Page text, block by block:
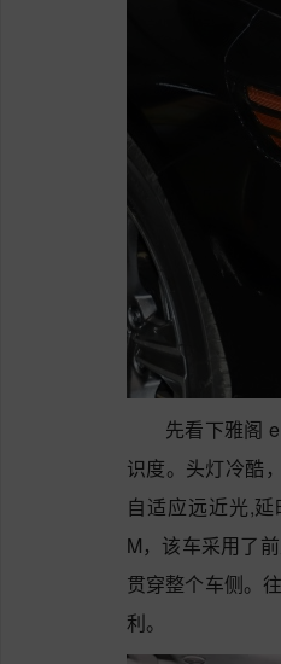
先看下雅阁
识度。头灯冷酷
自适应远近光,
M，该车采用了
贯穿整个车侧。
利。